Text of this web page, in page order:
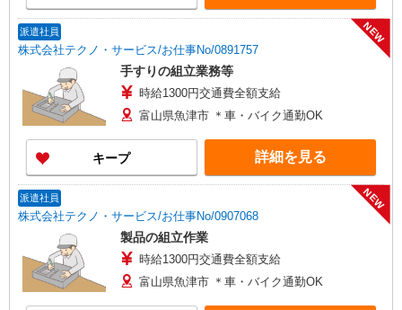
派遣社員
株式会社テクノ・サービス/お仕事No/0891757
NEW
手すりの組立業務等
時給1300円交通費全額支給
富山県魚津市 ＊車・バイク通勤OK
キープ 詳細を見る
派遣社員
株式会社テクノ・サービス/お仕事No/0907068
NEW
製品の組立作業
時給1300円交通費全額支給
富山県魚津市 ＊車・バイク通勤OK